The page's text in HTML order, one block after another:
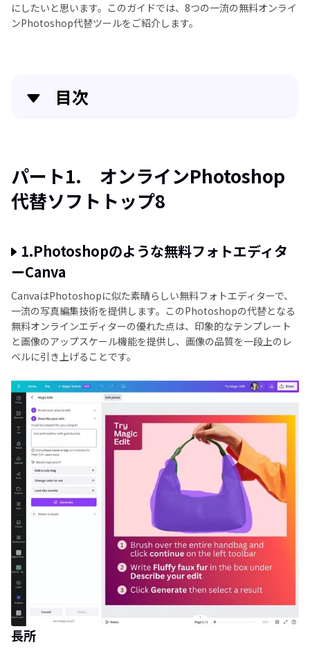
にしたいと思います。このガイドでは、8つの一流の無料オンライ
ンPhotoshop代替ツールをご紹介します。
目次
パート2. 最高のPhotoshop代替ソフトHitPaw
FotorPea
結論
パート1. オンラインPhotoshop
代替ソフトトップ8
1.Photoshopのような無料フォトエディタ
ーCanva
CanvaはPhotoshopに似た素晴らしい無料フォトエディターで、
一流の写真編集技術を提供します。このPhotoshopの代替となる
無料オンラインエディターの優れた点は、印象的なテンプレート
と画像のアップスケール機能を提供し、画像の品質を一段上のレ
ベルに引き上げることです。
長所